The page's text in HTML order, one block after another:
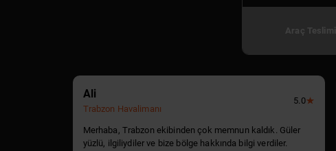
Araç Teslimi
Ali
Trabzon Havalimanı
5.0
Merhaba, Trabzon ekibinden çok memnun kaldık. Güler
yüzlü, ilgiliydiler ve bize bölge hakkında bilgi verdiler.